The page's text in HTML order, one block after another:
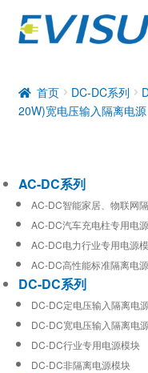
DC-DC系列
工业通信模块
首页 DC-DC系列
20W)宽电压输入隔离电源
AC-DC系列
AC-DC智能家居、物联网
AC-DC汽车充电柱专用电
AC-DC电力行业专用电源
AC-DC高性能标准隔离电
DC-DC系列
DC-DC定电压输入隔离电
DC-DC宽电压输入隔离电
DC-DC行业专用电源模块
DC-DC非隔离电源模块